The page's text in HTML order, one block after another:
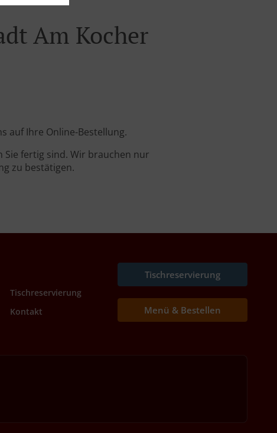
Am Kocher
auf Ihre Online-Bestellung.
Sie fertig sind. Wir brauchen nur
zu bestätigen.
Tischreservierung
Kontakt
Tischreservierung
Menü & Bestellen